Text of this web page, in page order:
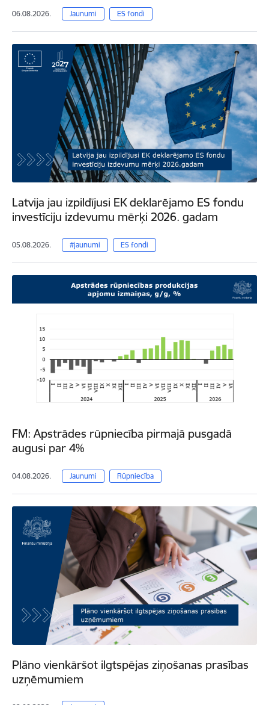
06.08.2026. Jaunumi ES fondi
Latvija jau izpildījusi EK deklarējamo ES fondu
investīciju izdevumu mērķi 2026. gadam
05.08.2026. #jaunumi ES fondi
FM: Apstrādes rūpniecība pirmajā pusgadā
augusi par 4%
04.08.2026. Jaunumi Rūpniecība
Plāno vienkāršot ilgtspējas ziņošanas prasības
uzņēmumiem